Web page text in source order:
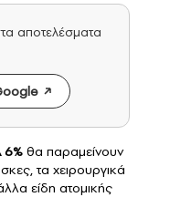
αποτελέσματα
6% θα παραμείνουν
τα χειρουργικά
είδη ατομικής